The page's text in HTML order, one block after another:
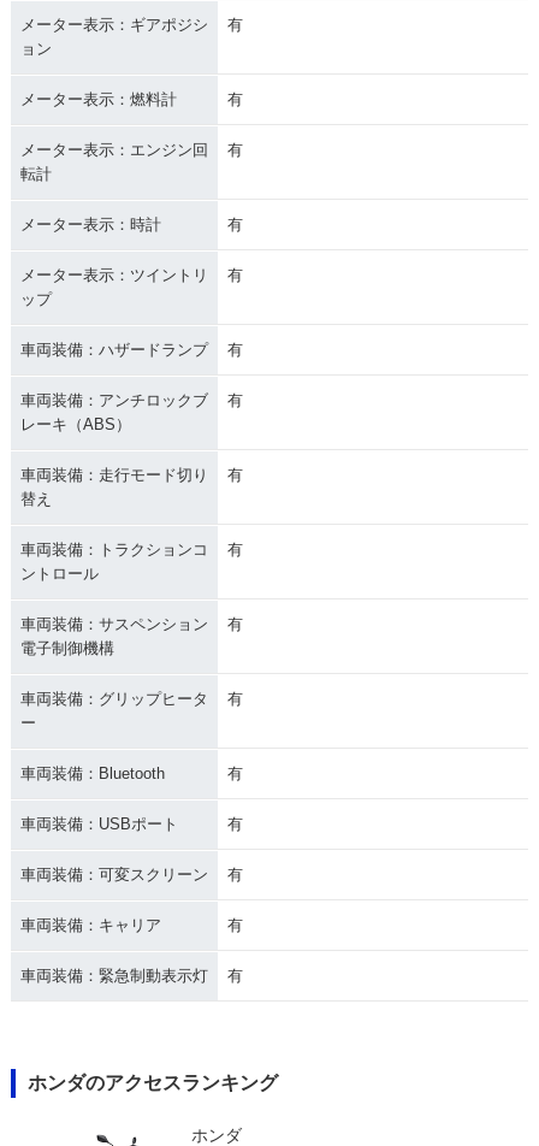
メーター表示：ギアポジシ
ョン
有
メーター表示：燃料計 有
メーター表示：エンジン回
転計
有
メーター表示：時計 有
メーター表示：ツイントリ
ップ
有
車両装備：ハザードランプ 有
車両装備：アンチロックブ
レーキ（ABS）
有
車両装備：走行モード切り
替え
有
車両装備：トラクションコ
ントロール
有
車両装備：サスペンション
電子制御機構
有
車両装備：グリップヒータ
ー
有
車両装備：Bluetooth 有
車両装備：USBポート 有
車両装備：可変スクリーン 有
車両装備：キャリア 有
車両装備：緊急制動表示灯 有
ホンダのアクセスランキング
ホンダ